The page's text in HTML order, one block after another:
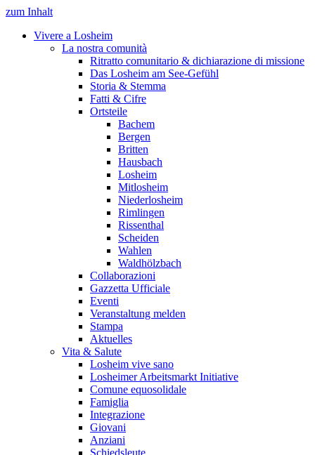
zum Inhalt
Vivere a Losheim
La nostra comunità
Ritratto comunitario & dichiarazione di missione
Das Losheim am See-Gefühl
Storia & Stemma
Fatti & Cifre
Ortsteile
Bachem
Bergen
Britten
Hausbach
Losheim
Mitlosheim
Niederlosheim
Rimlingen
Rissenthal
Scheiden
Wahlen
Waldhölzbach
Collaborazioni
Gazzetta Ufficiale
Eventi
Veranstaltung melden
Stampa
Aktuelles
Vita & Salute
Losheim vive sano
Losheimer Arbeitsmarkt Initiative
Comune equosolidale
Famiglia
Integrazione
Giovani
Anziani
Schiedsleute